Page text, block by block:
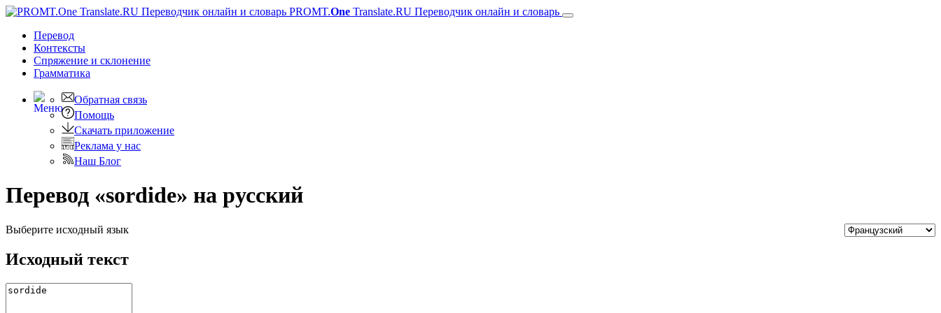
PROMT.One Translate.RU Переводчик онлайн и словарь
Перевод
Контексты
Спряжение и склонение
Грамматика
Обратная связь
Помощь
Скачать приложение
Реклама у нас
Наш Блог
Перевод «sordide» на русский
Выберите исходный язык
Исходный текст